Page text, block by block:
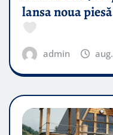
lansa noua
admin